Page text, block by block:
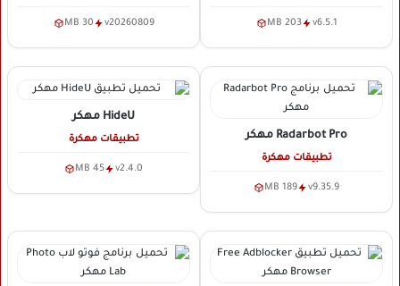
v20260809
30 MB v6.5.1
203 MB
HideU مهكر
تطبيقات مهكرة
v2.4.0
45 MB
Radarbot Pro مهكر
تطبيقات مهكرة
v9.35.9
189 MB